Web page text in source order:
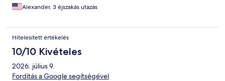
Alexander, 3 éjszakás utazás
Hitelesített értékelés
10/10 Kivételes
2026. július 9.
Fordítás a Google segítségével